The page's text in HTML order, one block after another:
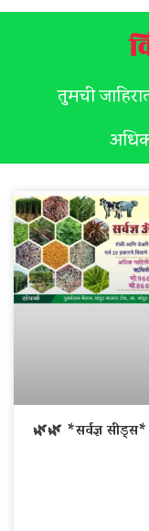
तुमची
🌿🌿 *सर्वज्ञ